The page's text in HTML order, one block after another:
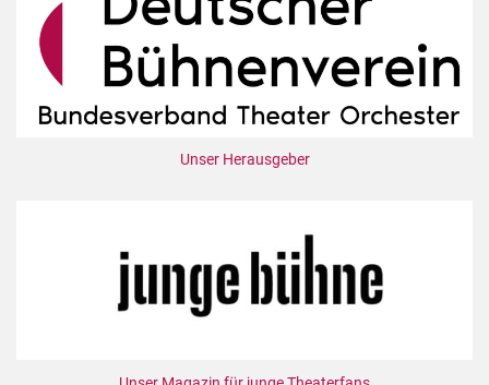
Unser Herausgeber